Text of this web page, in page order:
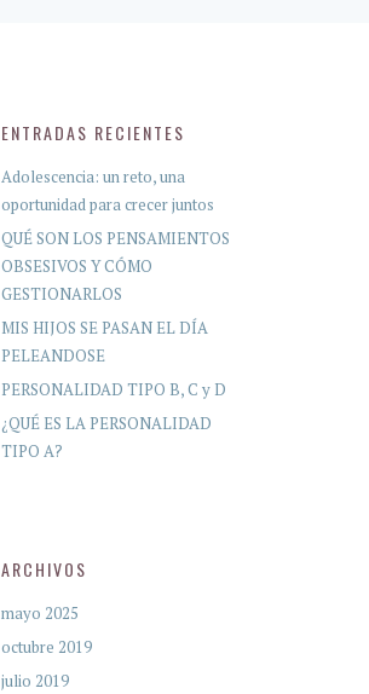
ENTRADAS RECIENTES
Adolescencia: un reto, una
oportunidad para crecer juntos
QUÉ SON LOS PENSAMIENTOS
OBSESIVOS Y CÓMO
GESTIONARLOS
MIS HIJOS SE PASAN EL DÍA
PELEANDOSE
PERSONALIDAD TIPO B, C y D
¿QUÉ ES LA PERSONALIDAD
TIPO A?
ARCHIVOS
mayo 2025
octubre 2019
julio 2019